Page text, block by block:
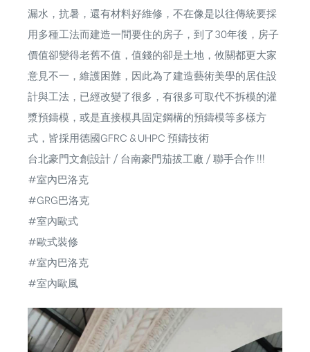
漏水，抗暑，還有材料好維修，不在像是以往傳統要採
用多種工法而建造一間要住的房子，到了30年後，房子
價值卻變得老舊不值，值錢的卻是土地，攸關都更大家
意見不一，維護困難，因此為了建造藝術美學的居住設
計與工法，已經改變了很多，有很多可取代不拆模的灌
漿預鑄模，或是直接模具固定鋼構的預鑄模等多樣方
式，皆採用德國GFRC & UHPC 預鑄技術
台北豪門文創設計 / 台南豪門茄拔工廠 / 聯手合作 !!!
#室內巴洛克
#GRG巴洛克
#室內歐式
#歐式裝修
#室內巴洛克
#室內歐風
含日本